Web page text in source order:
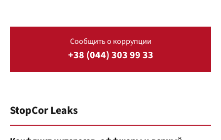
Сообщить о коррупции
+38 (044) 303 99 33
StopCor Leaks